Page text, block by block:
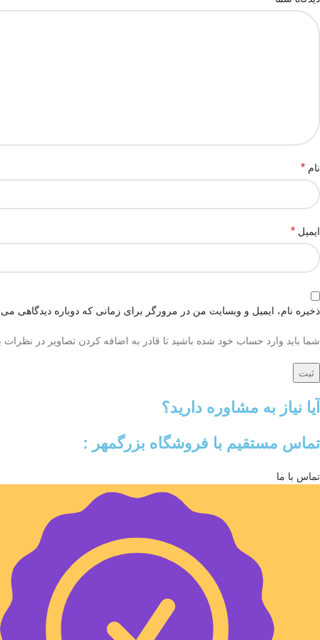
نام *
ایمیل *
ذخیره نام، ایمیل و وبسایت من در مرورگر برای زمانی که دوباره دیدگاهی
شما باید وارد حساب خود شده باشید تا قادر به اضافه کردن تصاویر در نظرات
آیا نیاز به مشاوره دارید؟
تماس مستقیم با فروشگاه بزرگمهر :
تماس با ما